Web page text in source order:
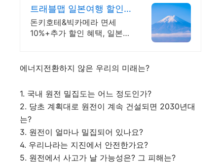
트래블맵 일본여행 할인
쿠폰 일본여행 필수 쿠폰
다운가능
돈키호테&빅카메라 면세
10%+추가 할인 혜택, 일본공
폰 제공
에너지전환하지 않은 우리의 미래는?
1. 국내 원전 밀집도는 어느 정도인가?
2. 당초 계획대로 원전이 계속 건설되면 2030년대
는?
3. 원전이 얼마나 밀집되어 있나요?
4. 우리나라는 지진에서 안전한가요?
5. 원전에서 사고가 날 가능성은? 그 피해는?